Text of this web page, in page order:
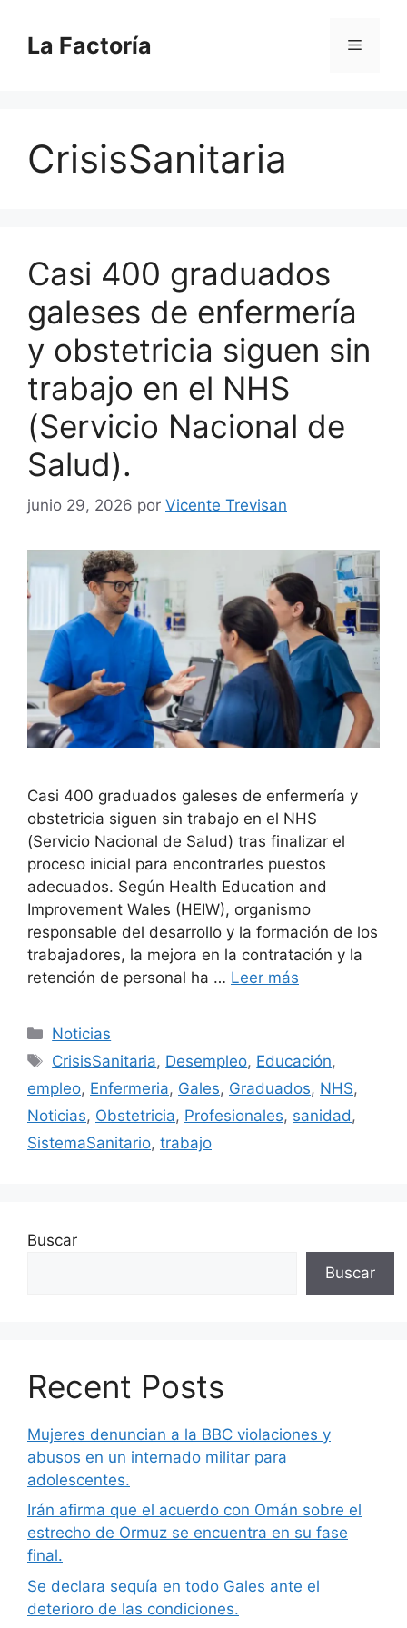
contenido
La Factoría Menú
CrisisSanitaria
Casi 400 graduados
galeses de enfermería
y obstetricia siguen sin
trabajo en el NHS
(Servicio Nacional de
Salud).
junio 29, 2026 por Vicente Trevisan
Casi 400 graduados galeses de enfermería y
obstetricia siguen sin trabajo en el NHS
(Servicio Nacional de Salud) tras finalizar el
proceso inicial para encontrarles puestos
adecuados. Según Health Education and
Improvement Wales (HEIW), organismo
responsable del desarrollo y la formación de los
trabajadores, la mejora en la contratación y la
retención de personal ha … Leer más
Categorías
Noticias
Etiquetas
CrisisSanitaria, Desempleo, Educación,
empleo, Enfermeria, Gales, Graduados, NHS,
Noticias, Obstetricia, Profesionales, sanidad ,
SistemaSanitario, trabajo
Buscar
Buscar
Recent Posts
Mujeres denuncian a la BBC violaciones y
abusos en un internado militar para
adolescentes.
Irán afirma que el acuerdo con Omán sobre el
estrecho de Ormuz se encuentra en su fase
final.
Se declara sequía en todo Gales ante el
deterioro de las condiciones.